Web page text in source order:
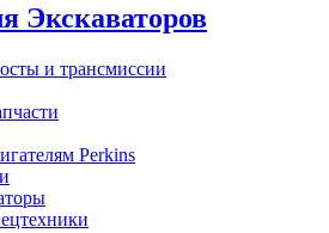
Экскаваторов
и трансмиссии
Perkins